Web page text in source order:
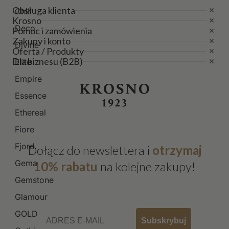
Chill
Deco
Divine
Elite
Empire
Essence
Ethereal
Fiore
Fjord
Gema
Gemstone
Glamour
GOLD
Obsługa klienta
Krosno
Pomoc i zamówienia
Zakupy i konto
Oferta / Produkty
Dla biznesu (B2B)
Dołącz do newslettera i otrzymaj
10% rabatu na kolejne zakupy!
Subskrybuj